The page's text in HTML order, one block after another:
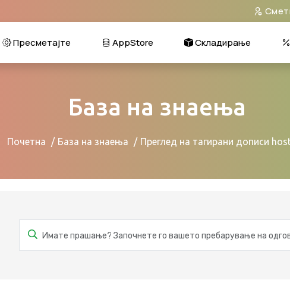
Пресметајте AppStore Складирање
База на знаења
Почетна База на знаења Преглед на тагирани дописи